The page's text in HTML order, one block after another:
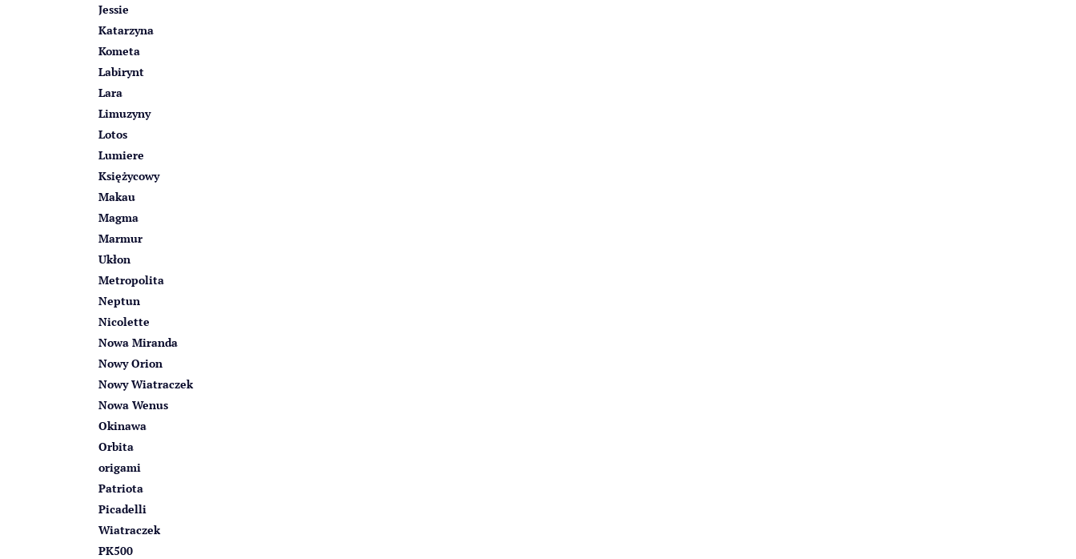
Jessie
Katarzyna
Kometa
Labirynt
Lara
Limuzyny
Lotos
Lumiere
Księżycowy
Makau
Magma
Marmur
Ukłon
Metropolita
Neptun
Nicolette
Nowa Miranda
Nowy Orion
Nowy Wiatraczek
Nowa Wenus
Okinawa
Orbita
origami
Patriota
Picadelli
Wiatraczek
PK500